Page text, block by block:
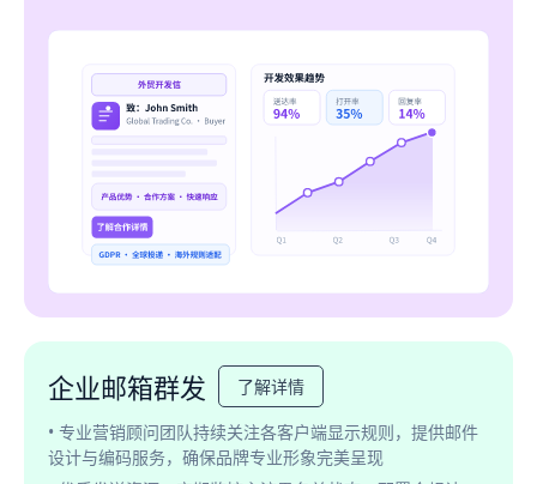
企业邮箱群发
了解详情
• 专业营销顾问团队持续关注各客户端显示规则，提供邮件
设计与编码服务，确保品牌专业形象完美呈现